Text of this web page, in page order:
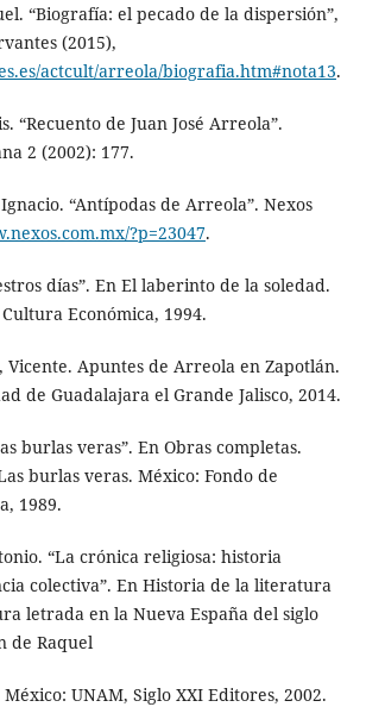
“Biografía: el pecado de la dispersión”,
(2015),
actcult/arreola/biografia.htm#nota13.
“Recuento de Juan José Arreola”.
2 (2002): 177.
“Antípodas de Arreola”. Nexos
?p=23047.
días”. En El laberinto de la soledad.
Económica, 1994.
Vicente. Apuntes de Arreola en Zapotlán.
de Guadalajara el Grande Jalisco, 2014.
burlas veras”. En Obras completas.
burlas veras. México: Fondo de
1989.
“La crónica religiosa: historia
colectiva”. En Historia de la literatura
letrada en la Nueva España del siglo
de Raquel
UNAM, Siglo XXI Editores, 2002.